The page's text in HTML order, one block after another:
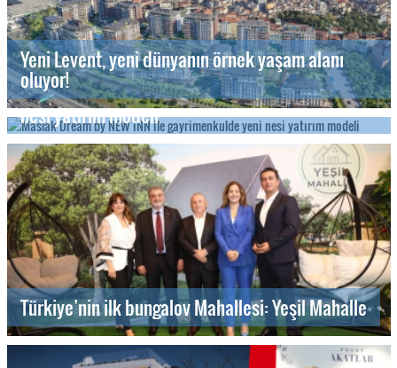
Yeni Levent, yeni dünyanın örnek yaşam alanı
oluyor!
Maslak Dream by NEW INN ile gayrimenkulde yeni
nesi yatırım modeli
Türkiye’nin ilk bungalov Mahallesi: Yeşil Mahalle